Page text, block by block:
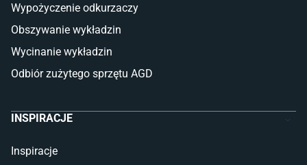
Płytki wielkoformatowe
Glazura
Płytki marmurowe
Wypożyczenie odkurzaczy
Obszywanie wykładzin
Wycinanie wykładzin
Odbiór zużytego sprzętu AGD
INSPIRACJE
Inspiracje